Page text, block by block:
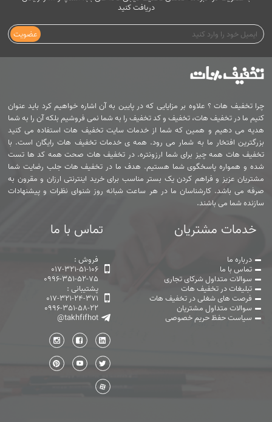
دریافت کنید
عضویت
چرا تخفیف هات ؟ علاوه بر مزایایی که در پایین به آن اشاره خواهیم کرد باید عنوان
کنیم ما در تخفیف هات، تخفیف و کد تخفیف را به شما نمی فروشیم بلکه آن را به شما
هدیه می دهیم و همین که شما از خدمات سایت تخفیف هات استفاده می کنید
بزرگترین افتخار ما به شمار می رود. همه ی خدمات تخفیف هات رایگان است. با
تخفیف هات همه چیز برای شما ارزونتره. در تخفیف هات صحت همه کد ها تست
شده و همواره پاسخگوی شما هستیم. هدف ما در تخفیف هات جلب رضایت شما
مشتریان عزیز و فراهم کردن یک بستر مناسب برای خرید اینترنتی ارزان و مقرون به
صرفه می باشد. کارشناسان ما در هر ساعت شبانه روز شنوای نظرات و پیشنهادات
سازنده شما می باشند.
خدمات مشتریان
درباره ما
تماس با ما
سوالات متداول شرکای تجاری
تبلیغات در تخفیف هات
فرصت های شغلی در تخفیف هات
سوالات متداول مشتریان
سیاست حفظ حریم خصوصی
تماس با ما
فروش :
017-321-51-106
0996-351-52-75
پشتیبانی :
017-321-24-371
0996-351-58-22
@takhfifhot